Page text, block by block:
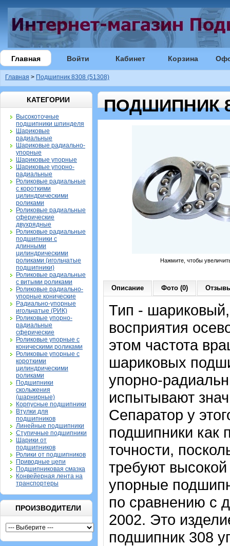
Главная Войти Кабинет Корзина
Главная > Подшипник 8308 (51308)
КАТЕГОРИИ
Высокоточные
подшипники шпинделя
Шариковые
радиальные
Шариковые радиально-
упорные
Шариковые упорные
Шариковые упорно-
радиальные
Роликовые радиальные
с короткими
цилиндрическими
роликами
Роликовые радиальные
сферические
двухрядные
Роликовые радиальные
подшипники с
длинными
цилиндрическими
роликами (игольчатые
подшипники)
Роликовые радиальные
с витыми роликами
Роликовые радиально-
упорные конические
Радиально-упорные
игольчатые (РИК)
Роликовые упорно-
радиальные
сферические
Роликовые упорные с
коническими роликами
Роликовые упорные с
короткими
цилиндрическими
роликами
Подшипники
скольжения
(шарнирные)
Корпусные подшипники
Втулки для
подшипников
Линейные подшипники
Ступичные подшипники
Шарики от
подшипников
Ролики от подшипников
Приводные цепи
Подшипниковая смазка
Конвейерная лента на
транспортеры
ПРОИЗВОДИТЕЛИ
ПОДШИПНИК
Нажмите, чтобы
Описание Фото (0)
Тип -
восприятия
этом частота
шариковых
упорно-
испытывают
Сепаратор у
подшипники как
точности,
требуют
упорные
по сравнению с
2002. Это
подшипник 308